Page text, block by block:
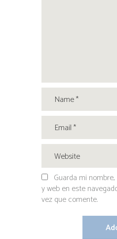
Guarda mi
y web en este
vez que comente.